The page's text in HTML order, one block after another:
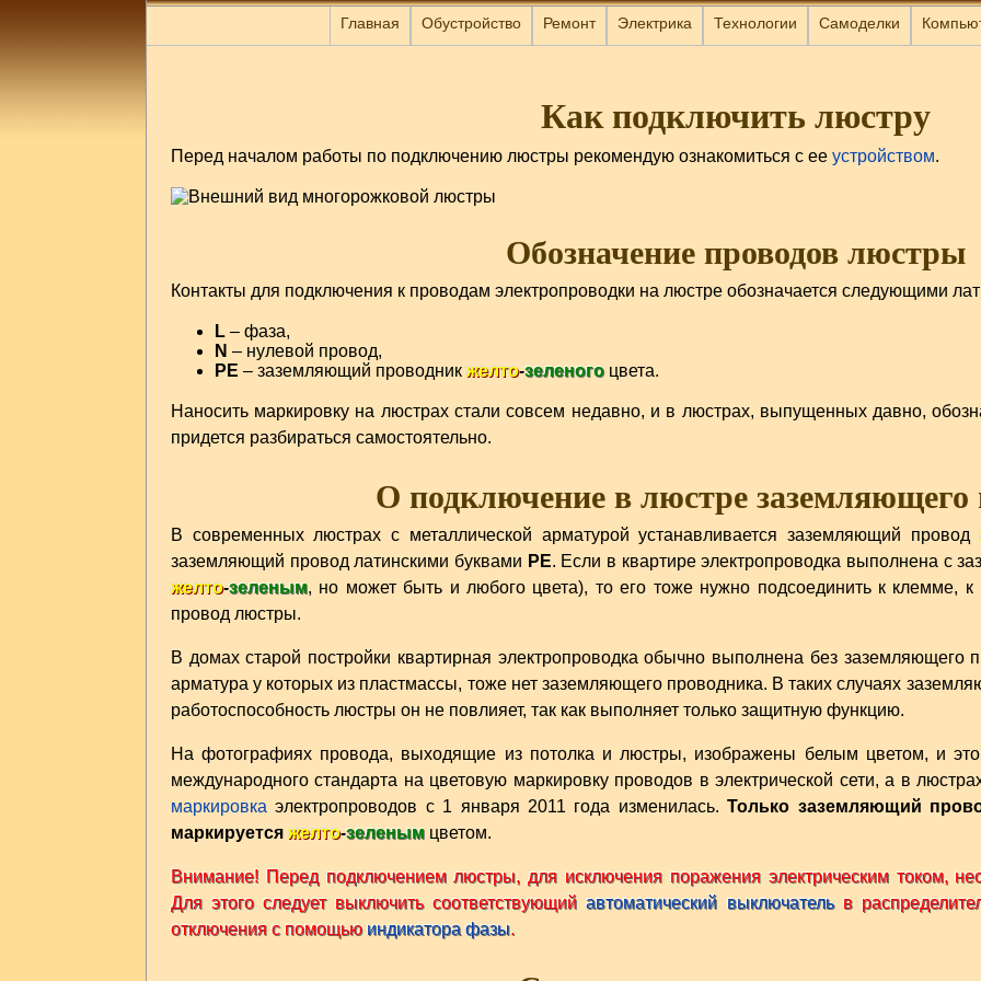
Главная Обустройство Ремонт Электрика Технологии Самоделки
Как подключить люстру
Перед началом работы по подключению люстры рекомендую ознакомиться с ее устройством.
Обозначение проводов люстры
Контакты для подключения к проводам электропроводки на люстре обозначается следующими
L– фаза,
N – нулевой провод,
РЕ – заземляющий проводникжелто-зеленогоцвета.
Наносить маркировку на люстрах стали совсем недавно, и в люстрах, выпущенных давно,
придется разбираться самостоятельно.
О подключение в люстре заземляющего
В современных люстрах с металлической арматурой устанавливается заземляющий провод
заземляющий провод латинскими буквами РЕ. Если в квартире электропроводка выполнена с
желто-зеленым, но может быть и любого цвета), то его тоже нужно подсоединить к клемме,
провод люстры.
В домах старой постройки квартирная электропроводка обычно выполнена без заземляющего
арматура у которых из пластмассы, тоже нет заземляющего проводника. В таких случаях
работоспособность люстры он не повлияет, так как выполняет только защитную функцию.
На фотографиях провода, выходящие из потолка и люстры, изображены белым цветом, и
международного стандарта на цветовую маркировку проводов в электрической сети, а в
маркировка электропроводов с 1 января 2011 года изменилась.Только заземляющий
маркируетсяжелто-зеленымцветом.
Внимание! Перед подключением люстры, для исключения поражения электрическим током,
Для этого следует выключить соответствующийавтоматический выключательв
отключения с помощьюиндикатора фазы.